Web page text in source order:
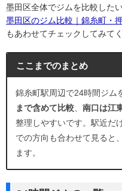
墨田区全体でジムを比較したい
墨田区のジム比較｜錦糸町・
もあわせてチェックしてみてく
ここまでのまとめ
錦糸町駅周辺で24時間ジム
まで含めて比較、 南口は江
整理しやすいです。駅近だ
での方向も合わせて見ると
ます。